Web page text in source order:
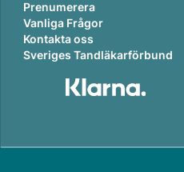
Prenumerera
Vanliga Frågor
Kontakta oss
Sveriges Tandläkarförbund